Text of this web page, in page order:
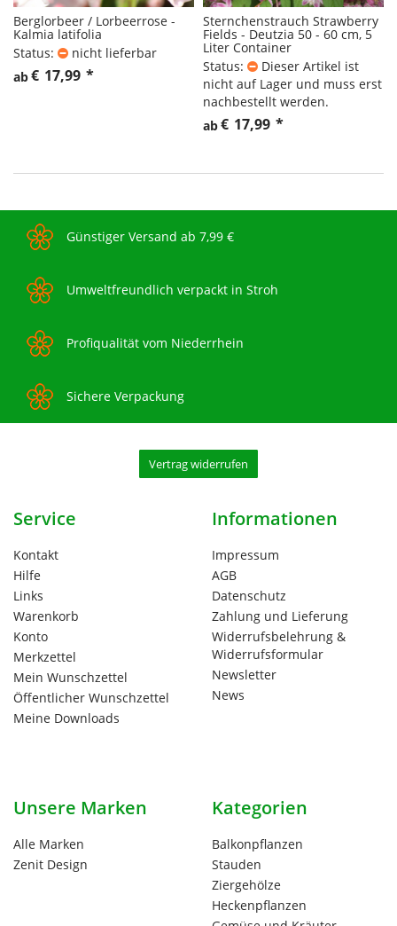
Berglorbeer / Lorbeerrose -
Kalmia latifolia
Status:
nicht lieferbar
ab€ 17,99 *
Sternchenstrauch Strawberry
Fields - Deutzia 50 - 60 cm, 5
Liter Container
Status:
Dieser Artikel ist
nicht auf Lager und muss erst
nachbestellt werden.
ab€ 17,99 *
Günstiger Versand ab 7,99 €
Umweltfreundlich verpackt in Stroh
Profiqualität vom Niederrhein
Sichere Verpackung
Vertrag widerrufen
Service
Kontakt
Hilfe
Links
Warenkorb
Konto
Merkzettel
Mein Wunschzettel
Öffentlicher Wunschzettel
Meine Downloads
Informationen
Impressum
AGB
Datenschutz
Zahlung und Lieferung
Widerrufsbelehrung &
Widerrufsformular
Newsletter
News
Unsere Marken
Alle Marken
Zenit Design
Kategorien
Balkonpflanzen
Stauden
Ziergehölze
Heckenpflanzen